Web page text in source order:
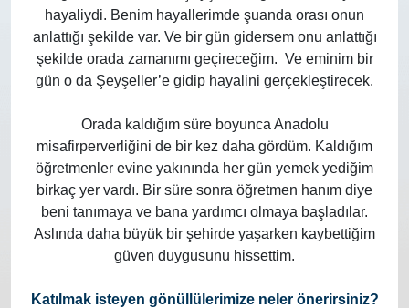
hayaliydi. Benim hayallerimde şuanda orası onun
anlattığı şekilde var. Ve bir gün gidersem onu anlattığı
şekilde orada zamanımı geçireceğim. Ve eminim bir
gün o da Şeyşeller’e gidip hayalini gerçekleştirecek.
Orada kaldığım süre boyunca Anadolu
misafirperverliğini de bir kez daha gördüm. Kaldığım
öğretmenler evine yakınında her gün yemek yediğim
birkaç yer vardı. Bir süre sonra öğretmen hanım diye
beni tanımaya ve bana yardımcı olmaya başladılar.
Aslında daha büyük bir şehirde yaşarken kaybettiğim
güven duygusunu hissettim.
Katılmak isteyen gönüllülerimize neler önerirsiniz?